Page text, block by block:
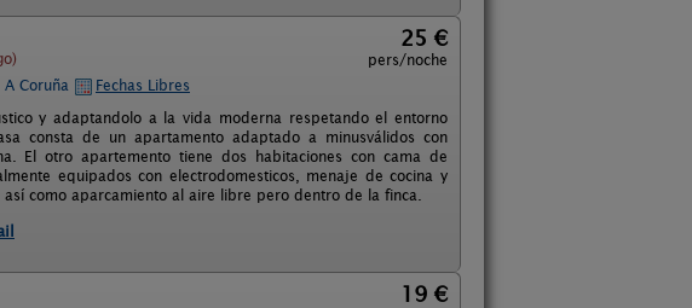
25 €
pers/noche
Coruña
Fechas Libres
y adaptandolo a la vida moderna respetando el entorno
consta de un apartamento adaptado a minusválidos con
El otro apartemento tiene dos habitaciones con cama de
equipados con electrodomesticos, menaje de cocina y
como aparcamiento al aire libre pero dentro de la finca.
19 €